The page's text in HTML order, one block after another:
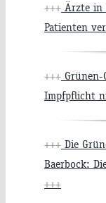
+++ Ärzte in
Patienten
+++ Grünen-
Impfpflicht
+++ Die
Baerbock:
+++